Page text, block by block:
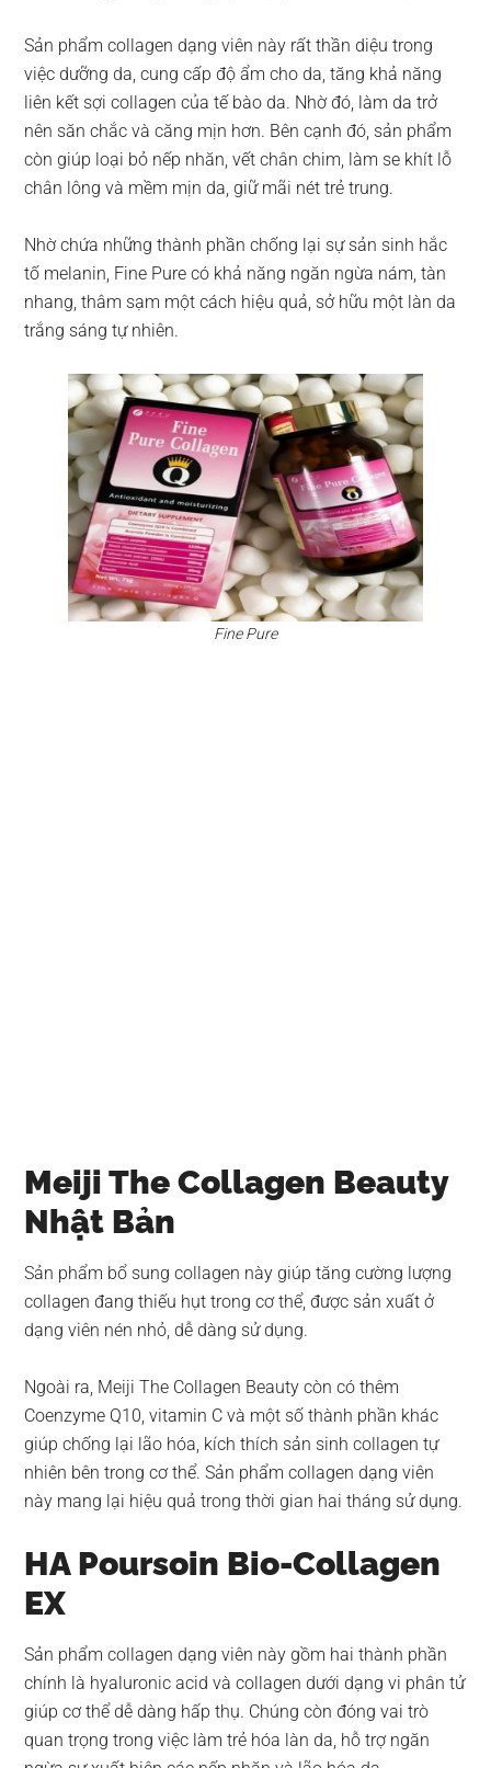
Sản phẩm collagen dạng viên này rất thần diệu trong
việc dưỡng da, cung cấp độ ẩm cho da, tăng khả năng
liên kết sợi collagen của tế bào da. Nhờ đó, làm da trở
nên săn chắc và căng mịn hơn. Bên cạnh đó, sản phẩm
còn giúp loại bỏ nếp nhăn, vết chân chim, làm se khít lỗ
chân lông và mềm mịn da, giữ mãi nét trẻ trung.
Nhờ chứa những thành phần chống lại sự sản sinh hắc
tố melanin, Fine Pure có khả năng ngăn ngừa nám, tàn
nhang, thâm sạm một cách hiệu quả, sở hữu một làn da
trắng sáng tự nhiên.
Fine Pure
Meiji The Collagen Beauty
Nhật Bản
Sản phẩm bổ sung collagen này giúp tăng cường lượng
collagen đang thiếu hụt trong cơ thể, được sản xuất ở
dạng viên nén nhỏ, dễ dàng sử dụng.
Ngoài ra, Meiji The Collagen Beauty còn có thêm
Coenzyme Q10, vitamin C và một số thành phần khác
giúp chống lại lão hóa, kích thích sản sinh collagen tự
nhiên bên trong cơ thể. Sản phẩm collagen dạng viên
này mang lại hiệu quả trong thời gian hai tháng sử dụng.
HA Poursoin Bio-Collagen
EX
Sản phẩm collagen dạng viên này gồm hai thành phần
chính là hyaluronic acid và collagen dưới dạng vi phân tử
giúp cơ thể dễ dàng hấp thụ. Chúng còn đóng vai trò
quan trọng trong việc làm trẻ hóa làn da, hỗ trợ ngăn